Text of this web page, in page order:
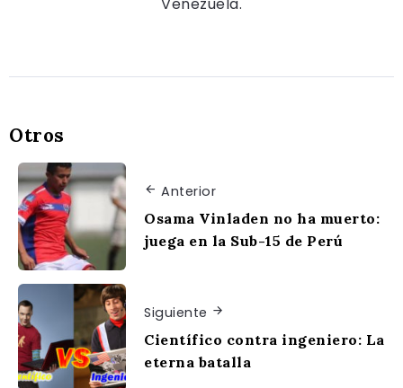
Otros
Anterior
Osama Vinladen no ha muerto:
juega en la Sub-15 de Perú
Siguiente
Científico contra ingeniero: La
eterna batalla